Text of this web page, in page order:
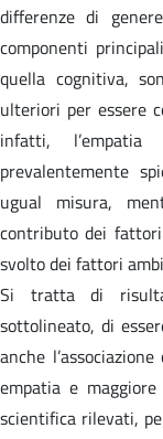
differenze di
componenti
quella cognitiva,
ulteriori per essere
infatti,
prevalentemente
ugual misura,
contributo dei
svolto dei fattori
Si tratta di
sottolineato, di
anche
empatia e
scientifica rilevati,